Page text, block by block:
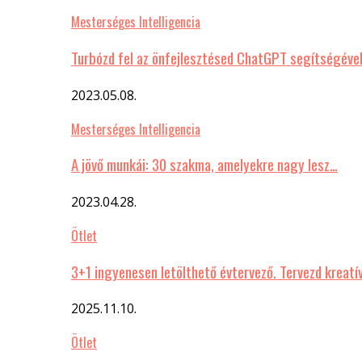
Mesterséges Intelligencia
Turbózd fel az önfejlesztésed ChatGPT
2023.05.08.
Mesterséges Intelligencia
A jövő munkái: 30 szakma, amelyekre nagy lesz…
2023.04.28.
Ötlet
3+1 ingyenesen letölthető évtervező. Tervezd
2025.11.10.
Ötlet